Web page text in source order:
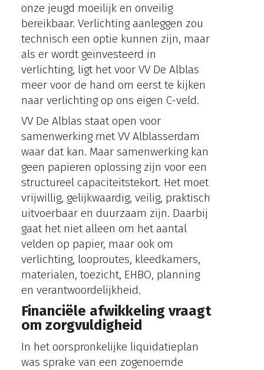
onze jeugd moeilijk en onveilig
bereikbaar. Verlichting aanleggen zou
technisch een optie kunnen zijn, maar
als er wordt geïnvesteerd in
verlichting, ligt het voor VV De Alblas
meer voor de hand om eerst te kijken
naar verlichting op ons eigen C-veld.
VV De Alblas staat open voor
samenwerking met VV Alblasserdam
waar dat kan. Maar samenwerking kan
geen papieren oplossing zijn voor een
structureel capaciteitstekort. Het moet
vrijwillig, gelijkwaardig, veilig, praktisch
uitvoerbaar en duurzaam zijn. Daarbij
gaat het niet alleen om het aantal
velden op papier, maar ook om
verlichting, looproutes, kleedkamers,
materialen, toezicht, EHBO, planning
en verantwoordelijkheid.
Financiële afwikkeling vraagt
om zorgvuldigheid
In het oorspronkelijke liquidatieplan
was sprake van een zogenoemde